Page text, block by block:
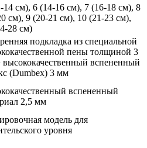
14 см), 6 (14-16 см), 7 (16-18 см), 8
см), 9 (20-21 см), 10 (21-23 см),
28 см)
подкладка из специальной
пены толщиной 3
вспененный
(Dumbex) 3 мм
вспененный
2,5 мм
модель для
уровня